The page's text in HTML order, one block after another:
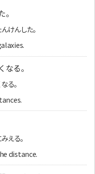
けんした。
なる。
る。
える。
distance.